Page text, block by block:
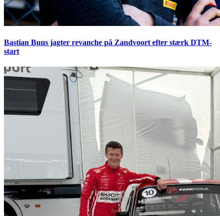
Bastian Buus jagter revanche på Zandvoort efter stærk DTM-
start